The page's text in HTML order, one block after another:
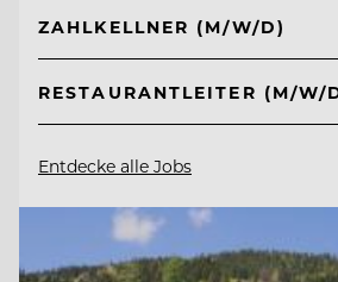
ZAHLKELLNER (M/W/D)
RESTAURANTLEITER (M/W/
Entdecke alle Jobs